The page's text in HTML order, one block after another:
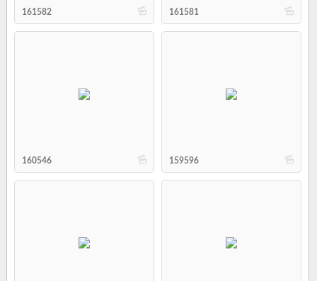
b
161582 b
161581
b
160546 b
159596